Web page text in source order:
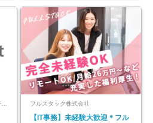
日本マイクロソフト株式会社【ポジションマッチ登録】 フルスタック株式会社
【IT事務】未経験大歓迎＊フル